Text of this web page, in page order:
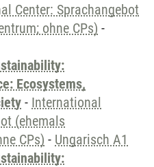
Center: Sprachangebot
ohne CPs) -
Ecosystems,
- International
(ehemals
CPs) - Ungarisch A1